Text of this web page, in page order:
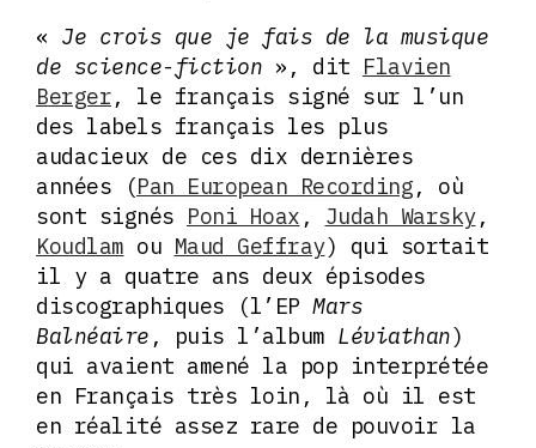
« Je crois que je fais de la musique
de science-fiction », dit Flavien
Berger, le français signé sur l’un
des labels français les plus
audacieux de ces dix dernières
années (Pan European Recording, où
sont signés Poni Hoax , Judah Warsky,
Koudlam ou Maud Geffray) qui sortait
il y a quatre ans deux épisodes
discographiques (l’EP Mars
Balnéaire , puis l’album Léviathan)
qui avaient amené la pop interprétée
en Français très loin, là où il est
en réalité assez rare de pouvoir la